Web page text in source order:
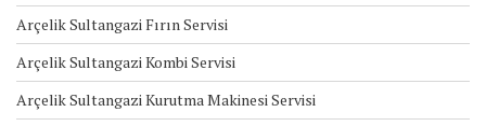
Arçelik Sultangazi Fırın Servisi
Arçelik Sultangazi Kombi Servisi
Arçelik Sultangazi Kurutma Makinesi Servisi